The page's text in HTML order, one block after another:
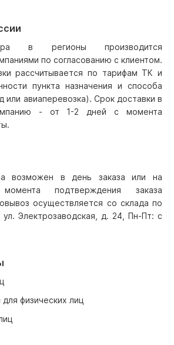
в регионы производится
по согласованию с клиентом.
рассчитывается по тарифам ТК и
пункта назначения и способа
или авиаперевозка). Срок доставки в
- от 1-2 дней с момента
возможен в день заказа или на
подтверждения заказа
осуществляется со склада по
Электрозаводская, д. 24, Пн-Пт: с